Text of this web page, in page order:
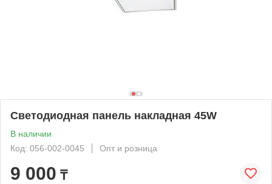
Светодиодная панель накладная 45W
В наличии
Код: 056-002-0045
Опт и розница
9 000 ₸